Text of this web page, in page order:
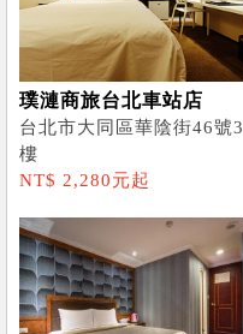
璞漣商旅台北車站店
台北市大同區華陰街46號3
樓
NT$ 2,280元起